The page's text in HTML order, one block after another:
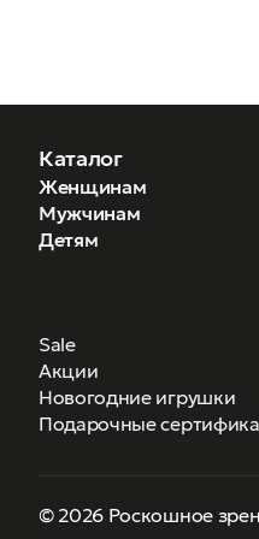
Каталог
Женщинам
Мужчинам
Детям
Sale
Акции
Новогодние игрушки
Подарочные
© 2026 Роскошное